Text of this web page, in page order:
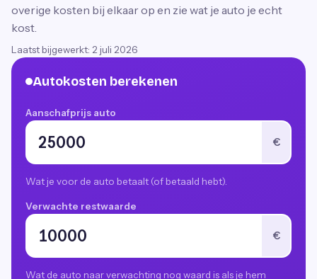
overige kosten bij elkaar op en zie wat je auto je echt
kost.
Laatst bijgewerkt: 2 juli 2026
Autokosten berekenen
Aanschafprijs auto
€
Wat je voor de auto betaalt (of betaald hebt).
Verwachte restwaarde
€
Wat de auto naar verwachting nog waard is als je hem